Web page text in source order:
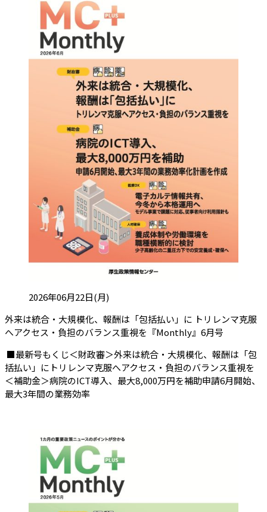
投稿日:2026年06月22日(月)
外来は統合・大規模化、報酬は「包括払い」に トリレンマ克服
へアクセス・負担のバランス重視を『Monthly』6月号
■最新号もくじ＜財政審＞外来は統合・大規模化、報酬は「包
括払い」にトリレンマ克服へアクセス・負担のバランス重視を
＜補助金＞病院のICT導入、最大8,000万円を補助申請6月開始、
最大3年間の業務効率